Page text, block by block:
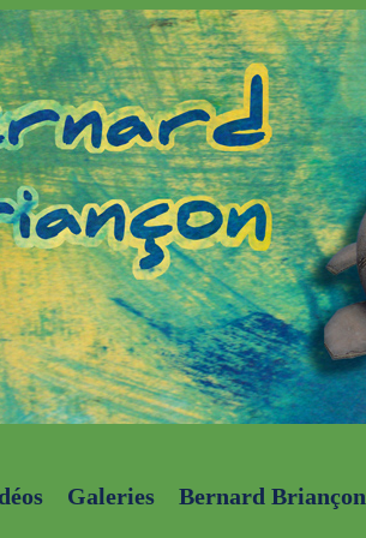
Galeries Bernard Briançon